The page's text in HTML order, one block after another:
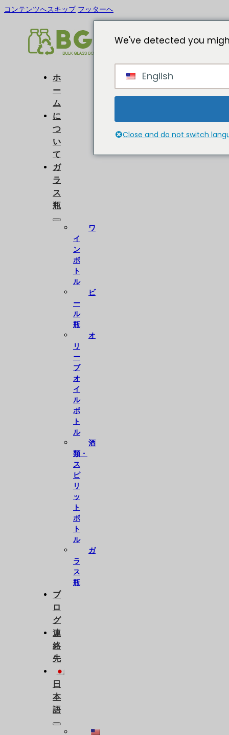
コンテンツへスキップ フッターへ
ホ
ー
ム
に
つ
い
て
ガ
ラ
ス
瓶
ワ
イ
ン
ボ
ト
ル
ビ
ー
ル
瓶
オ
リ
ー
ブ
オ
イ
ル
ボ
ト
ル
酒
類・
ス
ピ
リ
ッ
ト
ボ
ト
ル
ガ
ラ
ス
瓶
ブ
ロ
グ
連
絡
先
日
本
語
We've detected you
English
Close and do not switch